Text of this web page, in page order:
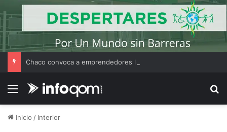
Menú
Inicio / Interior